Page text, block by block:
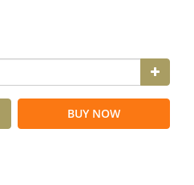
BUY NOW